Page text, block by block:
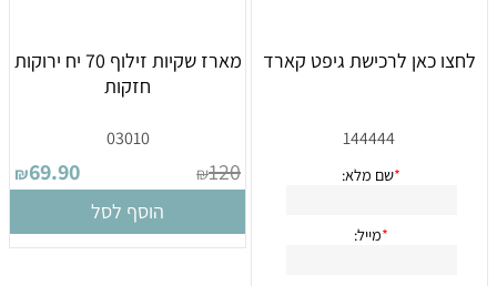
לחצו כאן לרכישת גיפט קארד
144444
מארז שקיות זילוף 70 יח ירוקות
חזקות
03010
₪120
₪69.90
הוסף לסל